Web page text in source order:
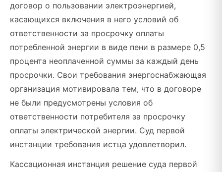
договор о пользовании электроэнергией,
касающихся включения в него условий об
ответственности за просрочку оплаты
потребленной энергии в виде пени в размере 0,5
процента неоплаченной суммы за каждый день
просрочки. Свои требования энергоснабжающая
организация мотивировала тем, что в договоре
не были предусмотрены условия об
ответственности потребителя за просрочку
оплаты электрической энергии. Суд первой
инстанции требования истца удовлетворил.
Кассационная инстанция решение суда первой